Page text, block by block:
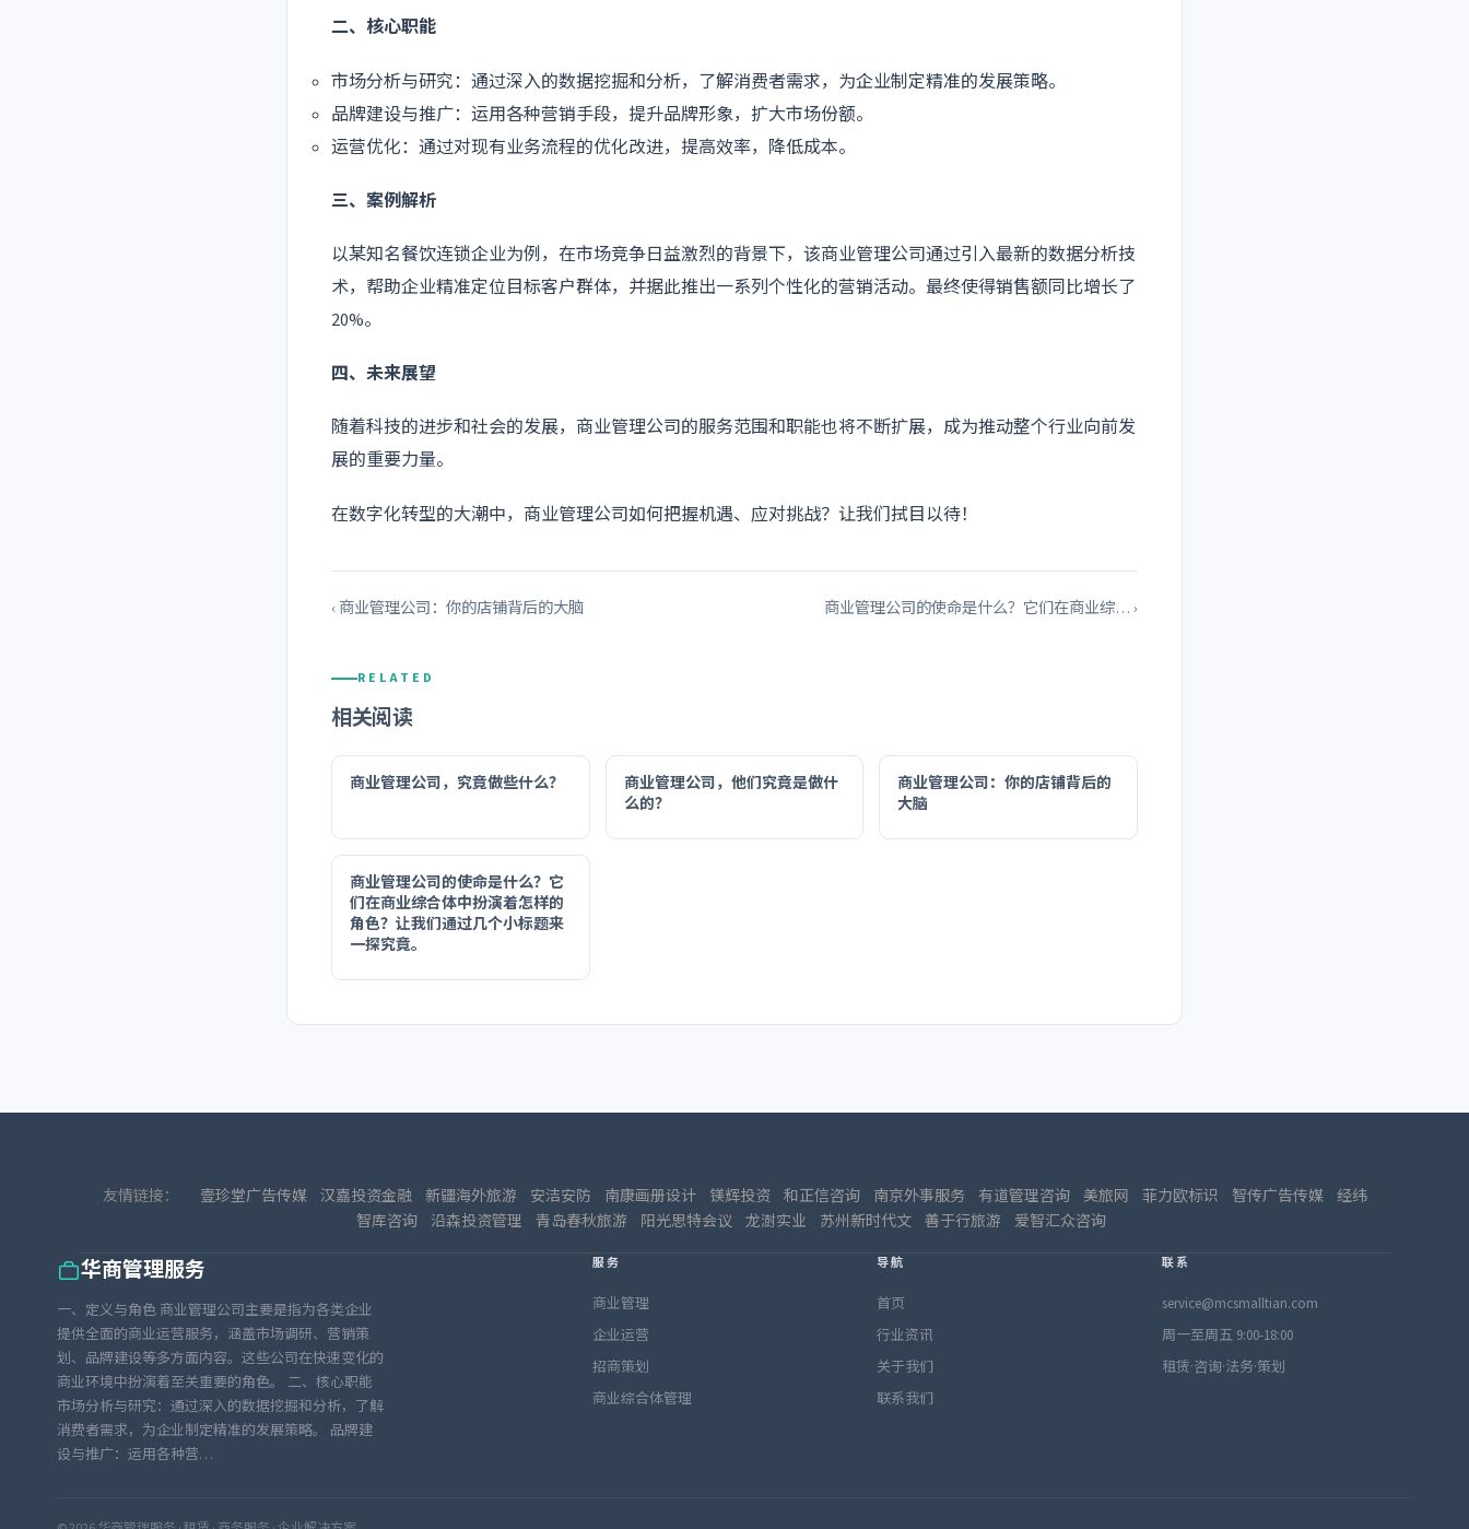
二、核心职能
市场分析与研究：通过深入的数据挖掘和分析，了解消费者需求，为企业制定精准的发展策略。
品牌建设与推广：运用各种营销手段，提升品牌形象，扩大市场份额。
运营优化：通过对现有业务流程的优化改进，提高效率，降低成本。
三、案例解析
以某知名餐饮连锁企业为例，在市场竞争日益激烈的背景下，该商业管理公司通过引入最新的数据分析技
术，帮助企业精准定位目标客户群体，并据此推出一系列个性化的营销活动。最终使得销售额同比增长了
20%。
四、未来展望
随着科技的进步和社会的发展，商业管理公司的服务范围和职能也将不断扩展，成为推动整个行业向前发
展的重要力量。
在数字化转型的大潮中，商业管理公司如何把握机遇、应对挑战？让我们拭目以待！
‹ 商业管理公司：你的店铺背后的大脑 商业管理公司的使命是什么？它们在商业综… ›
RELATED
相关阅读
商业管理公司，究竟做些什么？
商业管理公司，他们究竟是做什
么的？
商业管理公司：你的店铺背后的
大脑
商业管理公司的使命是什么？它
们在商业综合体中扮演着怎样的
角色？让我们通过几个小标题来
一探究竟。
友情链接： 壹珍堂广告传媒 汉嘉投资金融 新疆海外旅游 安洁安防 南康画册设计 镁辉投资 和正信咨询 南京外事服务 有道管理咨询 美旅网 菲力欧标识 智传广告传媒
经纬
智库咨询
沿森投资管理 青岛春秋旅游 阳光思特会议 龙澍实业 苏州新时代文 善于行旅游 爱智汇众咨询
华商管理服务
一、定义与角色 商业管理公司主要是指为各类企业
提供全面的商业运营服务，涵盖市场调研、营销策
划、品牌建设等多方面内容。这些公司在快速变化的
商业环境中扮演着至关重要的角色。 二、核心职能
市场分析与研究：通过深入的数据挖掘和分析，了解
消费者需求，为企业制定精准的发展策略。 品牌建
设与推广：运用各种营…
服务
商业管理
企业运营
招商策划
商业综合体管理
导航
首页
行业资讯
关于我们
联系我们
联系
service@mcsmalltian.com
周一至周五 9:00-18:00
租赁·咨询·法务·策划